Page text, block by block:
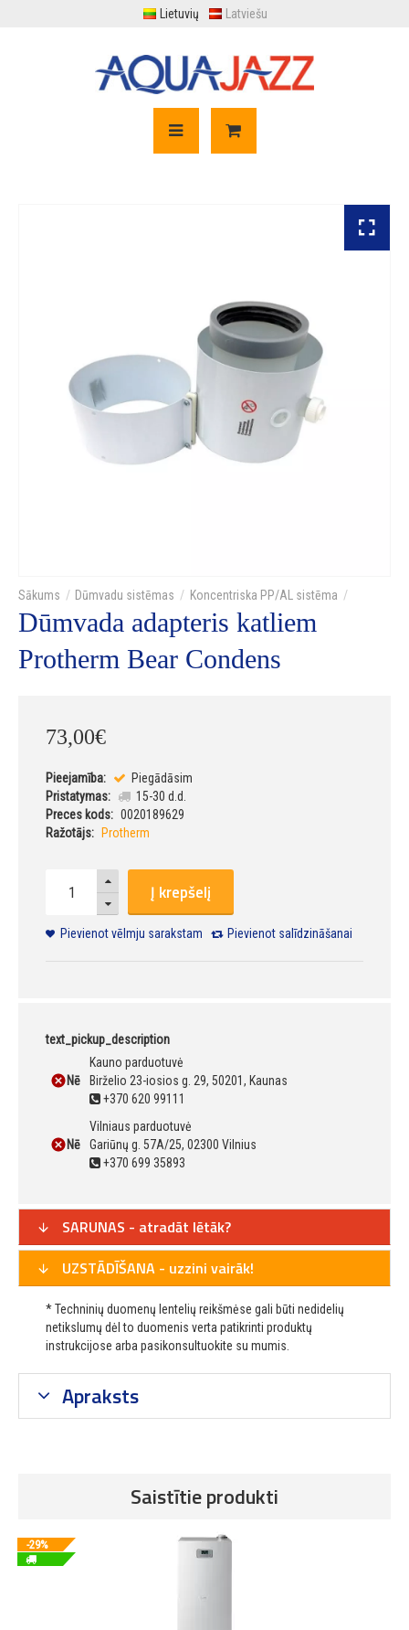
Lietuvių Latviešu
Dūmvadu sistēmas Koncentriska PP/AL sistēma
Dūmvada adapteris katliem
Protherm Bear Condens
73,00€
Pieejamība:
Piegādāsim
Pristatymas:
15-30 d.d.
Preces kods: 0020189629
Ražotājs:
Protherm
Į krepšelį
Pievienot vēlmju sarakstam Pievienot salīdzināšanai
text_pickup_description
Nē
Kauno parduotuvė
Birželio 23-iosios g. 29, 50201, Kaunas
+370 620 99111
Nē
Vilniaus parduotuvė
Gariūnų g. 57A/25, 02300 Vilnius
+370 699 35893
SARUNAS - atradāt lētāk?
UZSTĀDĪŠANA - uzzini vairāk!
* Techninių duomenų lentelių reikšmėse gali būti nedidelių
netikslumų dėl to duomenis verta patikrinti produktų
instrukcijose arba pasikonsultuokite su mumis.
Apraksts
Saistītie produkti
-29%